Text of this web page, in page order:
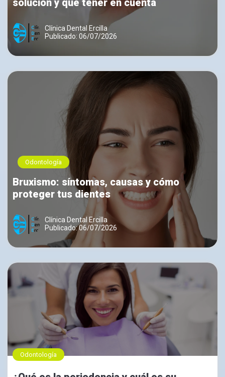
solución y qué tener en cuenta
Clínica Dental Ercilla
Publicado: 06/07/2026
Odontología
Bruxismo: síntomas, causas y cómo
proteger tus dientes
Clínica Dental Ercilla
Publicado: 06/07/2026
Odontología